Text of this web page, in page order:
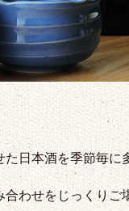
日本酒を季節毎に
わせをじっくりご